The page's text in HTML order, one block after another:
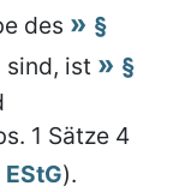
des
§
ist
§
1 Sätze 4
).